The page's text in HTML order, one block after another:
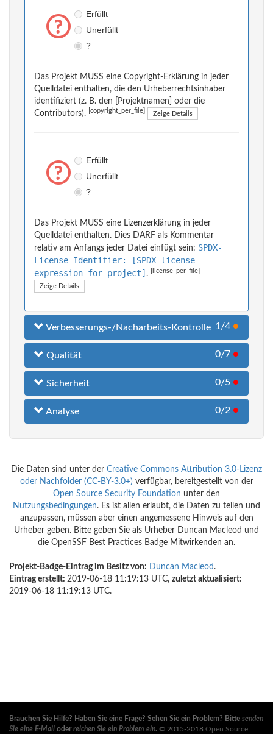
Erfüllt
Unerfüllt
?
Das Projekt MUSS eine Copyright-Erklärung in jeder
Quelldatei enthalten, die den Urheberrechtsinhaber
identifiziert (z. B. den [Projektnamen] oder die
Contributors).
[copyright_per_file] Zeige Details
Erfüllt
Unerfüllt
?
Das Projekt MUSS eine Lizenzerklärung in jeder
Quelldatei enthalten. Dies DARF als Kommentar
relativ am Anfangs jeder Datei einfügt sein: SPDX-
License-Identifier: [SPDX license
expression for project] . [license_per_file]
Zeige Details
Verbesserungs-/Nacharbeits-Kontrolle 1/4 ●
Qualität 0/7 ●
Sicherheit 0/5 ●
Analyse 0/2 ●
Die Daten sind unter der Creative Commons Attribution 3.0-Lizenz
oder Nachfolder (CC-BY-3.0+) verfügbar, bereitgestellt von der
Open Source Security Foundation unter den
Nutzungsbedingungen. Es ist allen erlaubt, die Daten zu teilen und
anzupassen, müssen aber einen angemessene Hinweis auf den
Urheber geben. Bitte geben Sie als Urheber Duncan Macleod und
die OpenSSF Best Practices Badge Mitwirkenden an.
Projekt-Badge-Eintrag im Besitz von: Duncan Macleod .
Eintrag erstellt: 2019-06-18 11:19:13 UTC, zuletzt aktualisiert:
2019-06-18 11:19:13 UTC.
Brauchen Sie Hilfe? Haben Sie eine Frage? Sehen Sie ein Problem? Bitte senden
Sie eine E-Mail oderreichen Sie ein Problem ein. © 2015-2018 Open Source